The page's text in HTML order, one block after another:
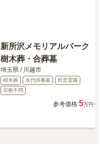
新所沢メモリアルパーク
樹木葬・合葬墓
埼玉県 / 川越市
樹木葬 永代供養墓
民営霊園
宗教不問
参考価格:5万円〜